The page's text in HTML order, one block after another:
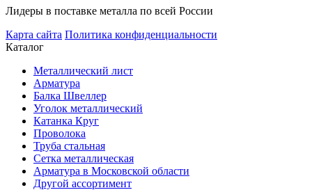
Лидеры в поставке металла по всей России
Карта сайта Политика конфиденциальности
Каталог
Металлический лист
Арматура
Балка Швеллер
Уголок металлический
Катанка Круг
Проволока
Труба стальная
Сетка металлическая
Арматура в Московской области
Другой ассортимент